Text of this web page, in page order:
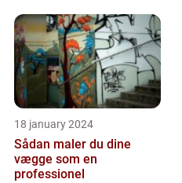
18 january 2024
Sådan maler du dine
vægge som en
professionel